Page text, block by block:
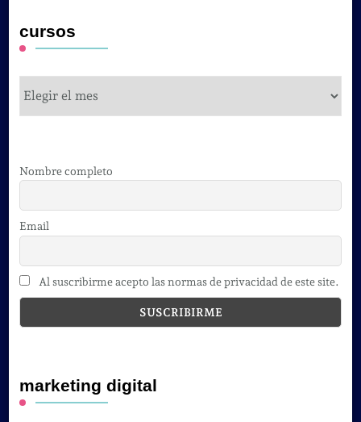
cursos
Nombre completo
Email
Al suscribirme acepto las normas de privacidad de este site.
marketing digital